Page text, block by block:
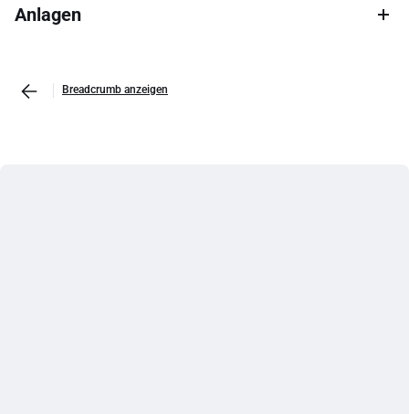
Anlagen
Breadcrumb anzeigen